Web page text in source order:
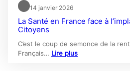
14 janvier 2026
La Santé en France face à
Citoyens
C’est le coup de semonce de la
Français… Lire plus